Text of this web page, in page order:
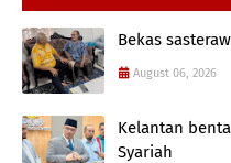
Bekas
August 06, 2026
Kelantan
Syariah